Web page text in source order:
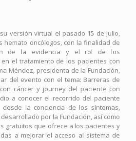
versión virtual el pasado 15 de julio,
hemato oncólogos, con la finalidad de
de la evidencia y el rol de los
el tratamiento de los pacientes con
Méndez, presidenta de la Fundación,
del evento con el tema: Barreras de
cáncer y journey del paciente con
a conocer el recorrido del paciente
desde la conciencia de los síntomas,
por la Fundación, así como
gratuitos que ofrece a los pacientes y
a mejorar el acceso al sistema de